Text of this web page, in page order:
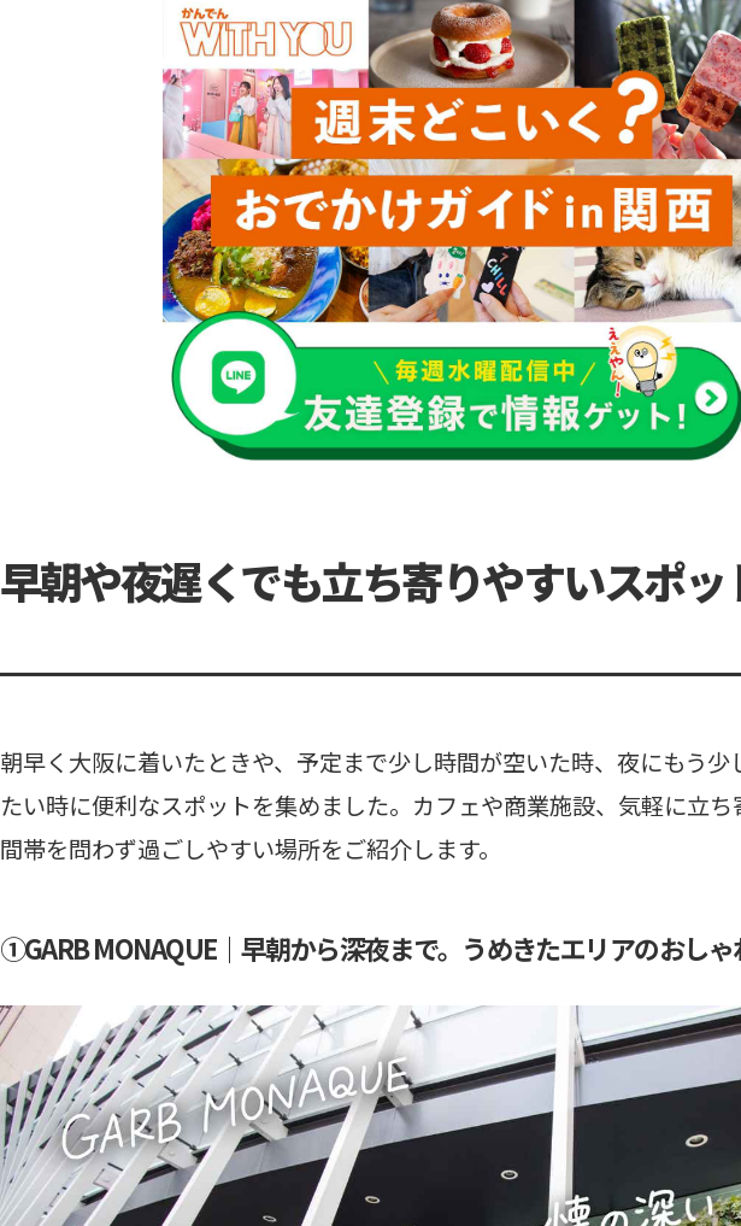
早朝や夜遅くでも立ち寄りやすいスポッ
朝早く大阪に着いたときや、予定まで少し時間が空いた時、夜にもう
たい時に便利なスポットを集めました。カフェや商業施設、気軽に立
間帯を問わず過ごしやすい場所をご紹介します。
①GARB MONAQUE｜早朝から深夜まで。うめきたエリアのおし